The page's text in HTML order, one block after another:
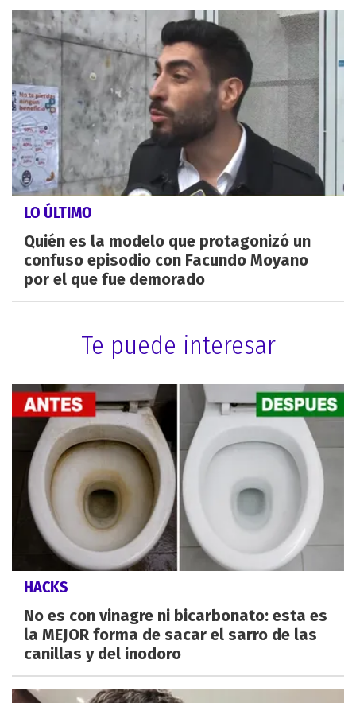
LO ÚLTIMO
Quién es la modelo que protagonizó un
confuso episodio con Facundo Moyano
por el que fue demorado
Te puede interesar
HACKS
No es con vinagre ni bicarbonato: esta es
la MEJOR forma de sacar el sarro de las
canillas y del inodoro